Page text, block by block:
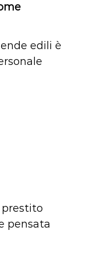
edili è
prestito
pensata